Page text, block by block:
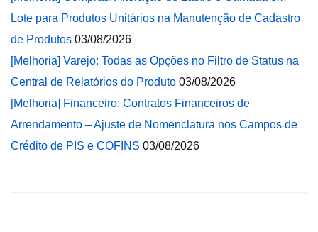
Lote para Produtos Unitários na Manutenção de Cadastro
de Produtos 03/08/2026
[Melhoria] Varejo: Todas as Opções no Filtro de Status na
Central de Relatórios do Produto 03/08/2026
[Melhoria] Financeiro: Contratos Financeiros de
Arrendamento – Ajuste de Nomenclatura nos Campos de
Crédito de PIS e COFINS 03/08/2026